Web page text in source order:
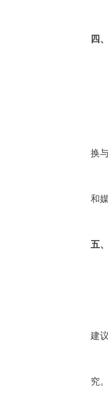
四
换
和
五
建议
究。